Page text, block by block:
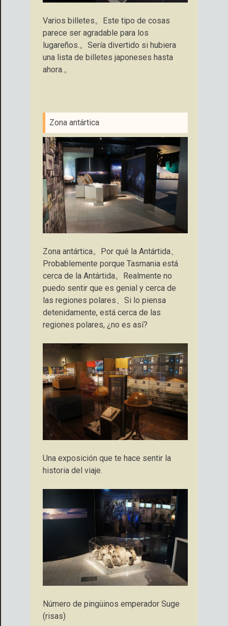
Varios billetes。Este tipo de cosas
parece ser agradable para los
lugareños.。Sería divertido si hubiera
una lista de billetes japoneses hasta
ahora.。
Zona antártica
Zona antártica。Por qué la Antártida、
Probablemente porque Tasmania está
cerca de la Antártida。Realmente no
puedo sentir que es genial y cerca de
las regiones polares、Si lo piensa
detenidamente, está cerca de las
regiones polares, ¿no es así?
Una exposición que te hace sentir la
historia del viaje.
Número de pingüinos emperador Suge
(risas)